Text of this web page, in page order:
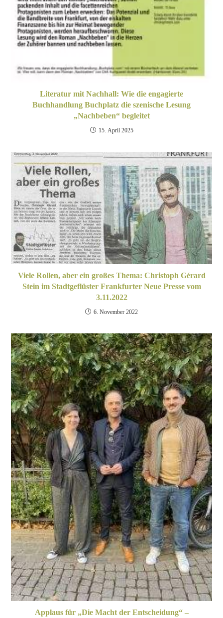
Literatur mit Nachhall: Wie die engagierte
Buchhandlung Buchplatz die szenische Lesung
„Nachbeben“ begleitet
15. April 2025
Viele Rollen, aber ein großes Thema: Christoph Gérard
Stein im Stadtgeflüster Frankfurter Neue Presse vom
3.11.2022
6. November 2022
Applaus für „Die Macht der Entscheidung“ –